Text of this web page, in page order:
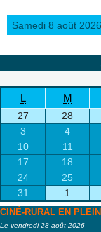
Samedi 8 août 2026
L M
27 28
3
4
10
11
17
18
24
25
31
1
CINÉ-RURAL EN
Le vendredi 28 août 2026